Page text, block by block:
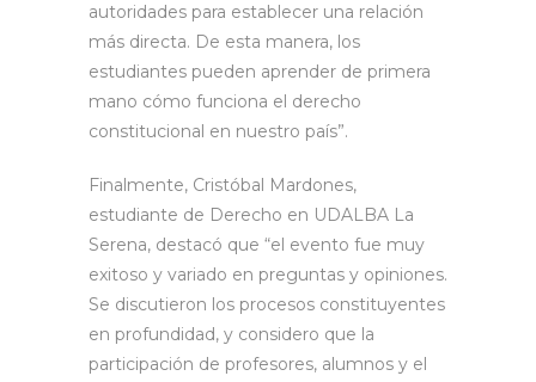
autoridades para establecer una relación
más directa. De esta manera, los
estudiantes pueden aprender de primera
mano cómo funciona el derecho
constitucional en nuestro país”.
Finalmente, Cristóbal Mardones,
estudiante de Derecho en UDALBA La
Serena, destacó que “el evento fue muy
exitoso y variado en preguntas y opiniones.
Se discutieron los procesos constituyentes
en profundidad, y considero que la
participación de profesores, alumnos y el